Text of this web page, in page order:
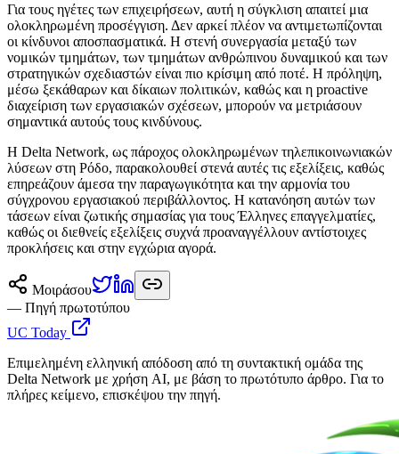
Για τους ηγέτες των επιχειρήσεων, αυτή η σύγκλιση απαιτεί μια
ολοκληρωμένη προσέγγιση. Δεν αρκεί πλέον να αντιμετωπίζονται
οι κίνδυνοι αποσπασματικά. Η στενή συνεργασία μεταξύ των
νομικών τμημάτων, των τμημάτων ανθρώπινου δυναμικού και των
στρατηγικών σχεδιαστών είναι πιο κρίσιμη από ποτέ. Η πρόληψη,
μέσω ξεκάθαρων και δίκαιων πολιτικών, καθώς και η proactive
διαχείριση των εργασιακών σχέσεων, μπορούν να μετριάσουν
σημαντικά αυτούς τους κινδύνους.
Η Delta Network, ως πάροχος ολοκληρωμένων τηλεπικοινωνιακών
λύσεων στη Ρόδο, παρακολουθεί στενά αυτές τις εξελίξεις, καθώς
επηρεάζουν άμεσα την παραγωγικότητα και την αρμονία του
σύγχρονου εργασιακού περιβάλλοντος. Η κατανόηση αυτών των
τάσεων είναι ζωτικής σημασίας για τους Έλληνες επαγγελματίες,
καθώς οι διεθνείς εξελίξεις συχνά προαναγγέλλουν αντίστοιχες
προκλήσεις και στην εγχώρια αγορά.
Μοιράσου
— Πηγή πρωτοτύπου
UC Today
Επιμελημένη ελληνική απόδοση από τη συντακτική ομάδα της
Delta Network με χρήση AI, με βάση το πρωτότυπο άρθρο. Για το
πλήρες κείμενο, επισκέψου την πηγή.